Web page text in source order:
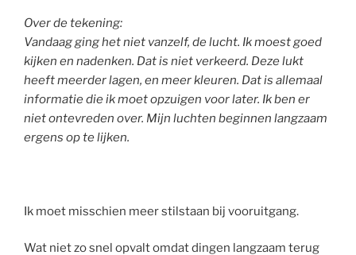
Over de tekening:
Vandaag ging het niet vanzelf, de lucht. Ik moest goed
kijken en nadenken. Dat is niet verkeerd. Deze lukt
heeft meerder lagen, en meer kleuren. Dat is allemaal
informatie die ik moet opzuigen voor later. Ik ben er
niet ontevreden over. Mijn luchten beginnen langzaam
ergens op te lijken.
Ik moet misschien meer stilstaan bij vooruitgang.
Wat niet zo snel opvalt omdat dingen langzaam terug